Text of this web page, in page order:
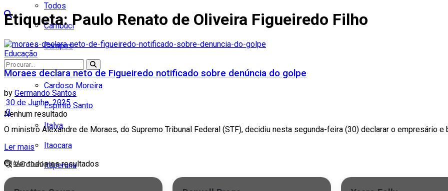
Todos
Cambuci
Campos
Cardoso Moreira
Espírito Santo
Italva
Itaocara
Itaperuna
Nenhum resultado
Ver todos os resultados
Etiqueta:Paulo Renato de Oliveira Figueiredo Filho
Educação
Moraes declara neto de Figueiredo notificado sobre denúncia do golpe
by Germando Santos
30 de Junho, 2025
0
O ministro Alexandre de Moraes, do Supremo Tribunal Federal (STF), decidiu nesta segunda-feira (30) declarar o empresário e
Ler mais
🧑‍💻Colunistas